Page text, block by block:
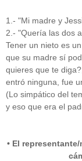
1.- "Mi madre y
2.- "Quería las dos
Tener un nieto es
que su madre sí
quieres que te
entró ninguna, fue
(Lo simpático del
y eso que era el
• El